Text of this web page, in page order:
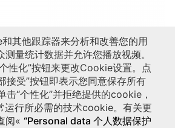
其他跟踪器来分析和改善您的用
测量统计数据并允许您播放视频。
性化”按钮来更改Cookie设置。点
接受”按钮即表示您同意保存所有
“个性化”并拒绝提供的cookie，
运行所必需的技术cookie。有关更
阅« “Personal data 个人数据保护